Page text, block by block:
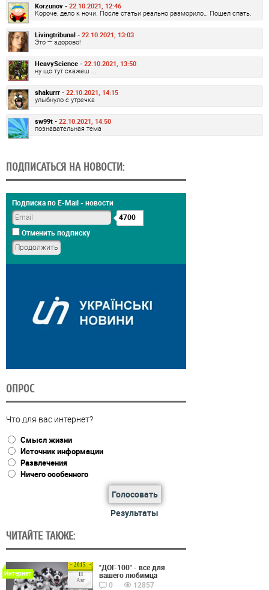
Korzunov - 22.10.2021, 12:46
Короче, дело к ночи. После статьи реально разморило… Пошел спать.
Livingtribunal - 22.10.2021, 13:03
Это — здорово!
HeavyScience - 22.10.2021, 13:50
ну що тут скажеш ...
shakurrr - 22.10.2021, 14:15
улыбнуло с утречка
sw99t - 22.10.2021, 14:50
познавательная тема
ПОДПИСАТЬСЯ НА НОВОСТИ:
Подписка по E-Mail - новости
4700
Отменить подписку
ОПРОС
Что для вас интернет?
Смысл жизни
Источник информации
Развлечения
Ничего особенного
Голосовать
Результаты
ЧИТАЙТЕ ТАКЖЕ:
2015
11
Авг
Интернет
"ДОГ-100" - все для
вашего любимца
0
12857